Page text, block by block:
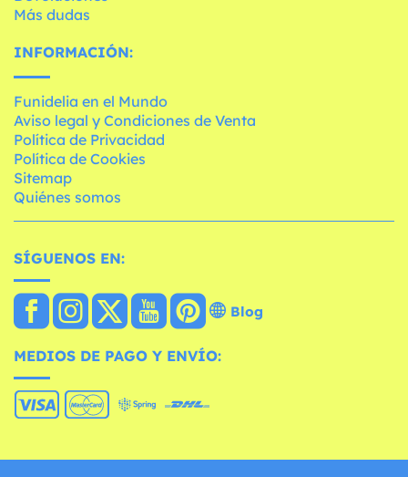
Más dudas
INFORMACIÓN:
Funidelia en el Mundo
Aviso legal y Condiciones de Venta
Política de Privacidad
Política de Cookies
Sitemap
Quiénes somos
SÍGUENOS EN:
Blog
MEDIOS DE PAGO Y ENVÍO: